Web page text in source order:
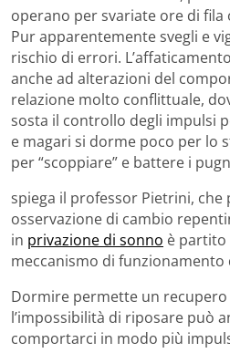
operano per svariate ore di
Pur apparentemente svegli e
rischio di errori.
anche ad alterazioni del
relazione molto conflittuale,
sosta il controllo degli impulsi
e magari si dorme poco per lo
per “scoppiare” e battere i
spiega il professor Pietrini,
osservazione di cambio
in privazione di sonno è partito
meccanismo di funzionamento
Dormire permette un
l’impossibilità di riposare può
comportarci in modo più